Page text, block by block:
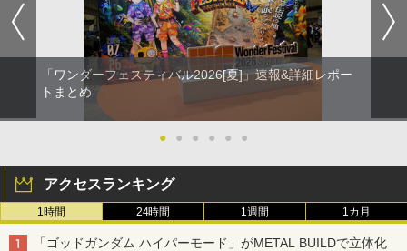
「ワンダーフェスティバル2026[夏]」速報&詳細レポー
トまとめ
● ● ● ● ● ●
アクセスランキング
1時間 24時間 1週間 1カ月
「ゴッドガンダム ハイパーモード」がMETAL BUILDで立体化